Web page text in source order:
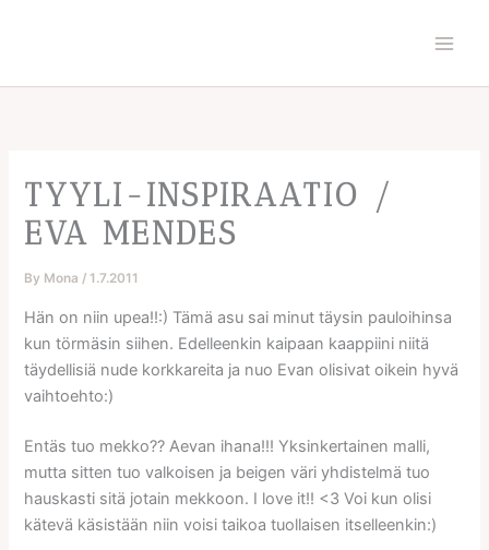
TYYLI-INSPIRAATIO /
EVA MENDES
By Mona /1.7.2011
Hän on niin upea!!:) Tämä asu sai minut täysin pauloihinsa
kun törmäsin siihen. Edelleenkin kaipaan kaappiini niitä
täydellisiä nude korkkareita ja nuo Evan olisivat oikein hyvä
vaihtoehto:)
Entäs tuo mekko?? Aevan ihana!!! Yksinkertainen malli,
mutta sitten tuo valkoisen ja beigen väri yhdistelmä tuo
hauskasti sitä jotain mekkoon. I love it!! <3 Voi kun olisi
kätevä käsistään niin voisi taikoa tuollaisen itselleenkin:)